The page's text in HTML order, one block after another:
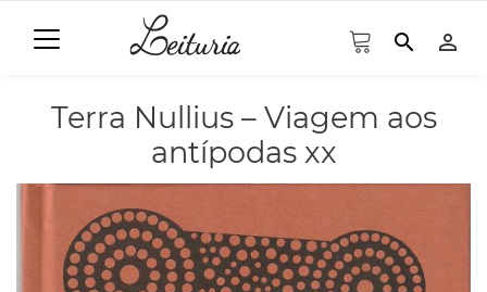
search person_outline
Terra Nullius – Viagem aos
antípodas xx